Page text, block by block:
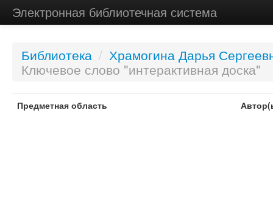
Электронная библиотечная система
Библиотека / Храмогина Дарья
Ключевое слово "интерактивная доска"
Предметная область